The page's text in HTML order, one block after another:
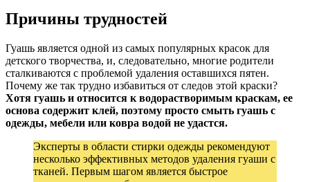
Причины трудностей
Гуашь является одной из самых популярных красок для
детского творчества, и, следовательно, многие родители
сталкиваются с проблемой удаления оставшихся пятен.
Почему же так трудно избавиться от следов этой краски?
Хотя гуашь и относится к водорастворимым краскам, ее
основа содержит клей, поэтому просто смыть гуашь с
одежды, мебели или ковра водой не удастся.
Эксперты в области стирки одежды рекомендуют
несколько эффективных методов удаления гуаши с
тканей. Первым шагом является быстрое